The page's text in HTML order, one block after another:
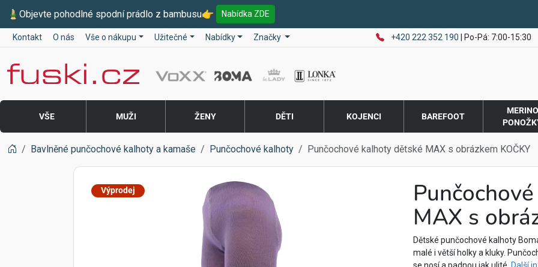
🎍 Objevte pohodlné spodní prádlo z bambusu👉 Nabídka ZDE
Kontakt O nás Vše o nákupu Užitečné Nabídky Značky +420 222 352 190 | Po-Pá: 7:00-15:30
Fuski BOMA
VŠE MUŽI ŽENY DĚTI KOJENCI BAREFOOT
MERINO
Bavlněné punčochové kalhoty a kamaše Punčochové kalhoty Punčochové kalhoty dětské MAX s obrázkem KOČKY
MAX s
Dětské punčochové kalhoty
malé i větší holky a kluky.
Výprodej